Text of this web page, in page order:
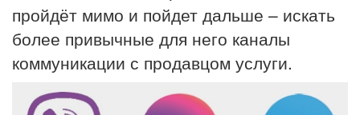
пройдёт мимо и пойдет дальше – искать
более привычные для него каналы
коммуникации с продавцом услуги.